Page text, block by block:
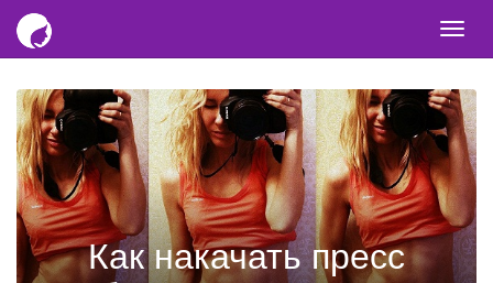
Как накачать пресс